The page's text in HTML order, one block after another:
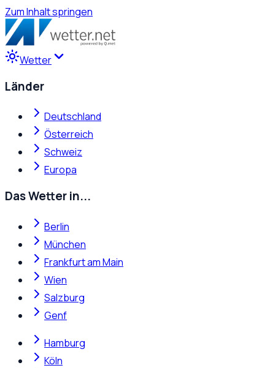
Zum Inhalt springen
Wetter
Länder
Deutschland
Österreich
Schweiz
Europa
Das Wetter in...
Berlin
München
Frankfurt am Main
Wien
Salzburg
Genf
Hamburg
Köln